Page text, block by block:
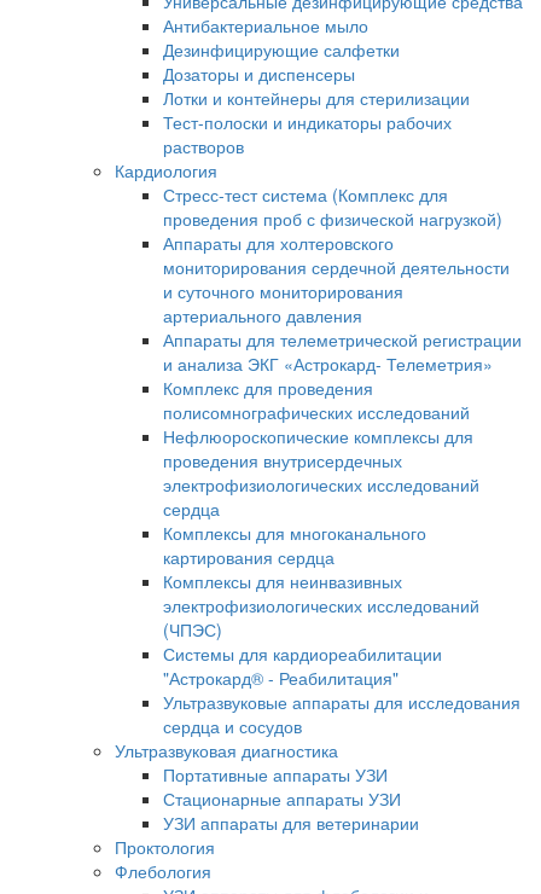
Антибактериальное мыло
Дезинфицирующие салфетки
Дозаторы и диспенсеры
Лотки и контейнеры для стерилизации
Тест-полоски и индикаторы рабочих
растворов
Кардиология
Стресс-тест система (Комплекс для
проведения проб с физической нагрузкой)
Аппараты для холтеровского
мониторирования сердечной деятельности
и суточного мониторирования
артериального давления
Аппараты для телеметрической регистрации
и анализа ЭКГ «Астрокард- Телеметрия»
Комплекс для проведения
полисомнографических исследований
Нефлюороскопические комплексы для
проведения внутрисердечных
электрофизиологических исследований
сердца
Комплексы для многоканального
картирования сердца
Комплексы для неинвазивных
электрофизиологических исследований
(ЧПЭС)
Системы для кардиореабилитации
"Астрокард® - Реабилитация"
Ультразвуковые аппараты для исследования
сердца и сосудов
Ультразвуковая диагностика
Портативные аппараты УЗИ
Стационарные аппараты УЗИ
УЗИ аппараты для ветеринарии
Проктология
Флебология